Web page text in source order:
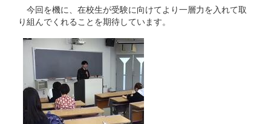
今回を機に、在校生が受験に向けてより一層力を入れて取
り組んでくれることを期待しています。